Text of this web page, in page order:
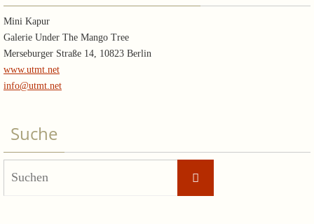
Mini Kapur
Galerie Under The Mango Tree
Merseburger Straße 14, 10823 Berlin
www.utmt.net
info@utmt.net
Suche
Suchen